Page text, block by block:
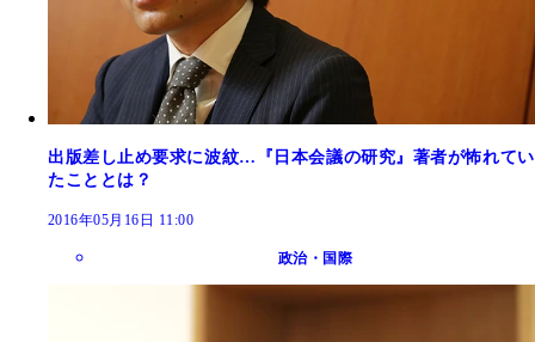
出版差し止め要求に波紋…『日本会議の研究』著者が怖れてい
たこととは？
2016年05月16日 11:00
政治・国際